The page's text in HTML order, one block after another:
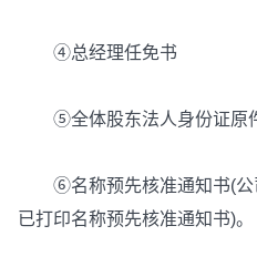
④总经理任免书
⑤全体股东法人身份证原
⑥名称预先核准通知书(公
已打印名称预先核准通知书)。